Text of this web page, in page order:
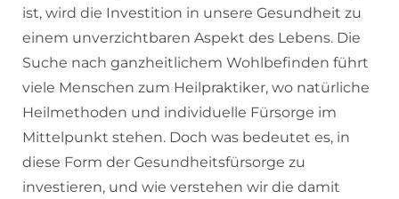
ist, wird die Investition in unsere Gesundheit zu
einem unverzichtbaren Aspekt des Lebens. Die
Suche nach ganzheitlichem Wohlbefinden führt
viele Menschen zum Heilpraktiker, wo natürliche
Heilmethoden und individuelle Fürsorge im
Mittelpunkt stehen. Doch was bedeutet es, in
diese Form der Gesundheitsfürsorge zu
investieren, und wie verstehen wir die damit